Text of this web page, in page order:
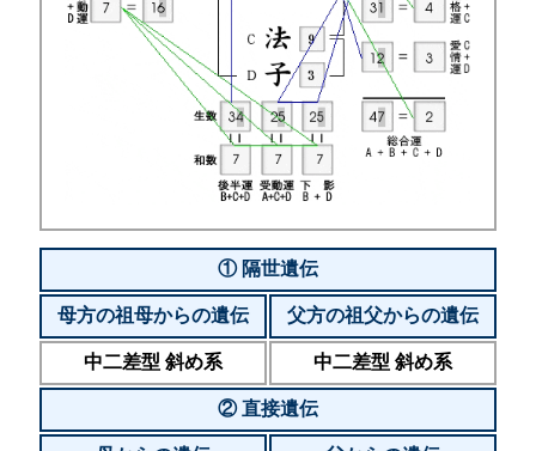
① 隔世遺伝
母方の祖母からの遺伝 父方の祖父からの遺伝
中二差型 斜め系 中二差型 斜め系
② 直接遺伝